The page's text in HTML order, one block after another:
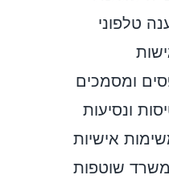
טלפוני
ומסמכים
ונסיעות
אישיות
שוטפות